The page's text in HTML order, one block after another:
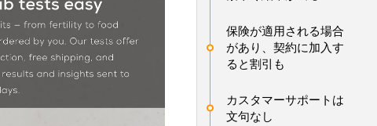
保険が適用される場合
があり、契約に加入す
ると割引も
カスタマーサポートは
文句なし